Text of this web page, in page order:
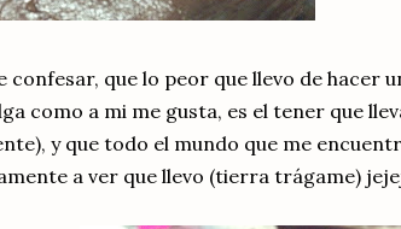
confesar, que lo peor que llevo de hacer
como a mi me gusta, es el tener que
y que todo el mundo que me
a ver que llevo (tierra trágame)